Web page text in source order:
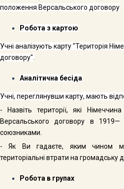
положення Версальського договору
Робота з картою
Учні аналізують карту "Територія
договору".
Аналітична бесіда
Учні, переглянувши карту, мають
-
Назвіть території, які
Версальського договору в
союзниками.
- Як Ви гадаєте, яким чином
територіальні втрати на громадську
Робота в групах